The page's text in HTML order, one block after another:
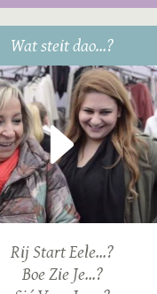
Wat steit dao...?
Rij Start Eele...?
Boe Zie Je...?